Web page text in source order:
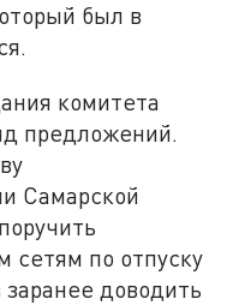
был в
комитета
предложений.
Самарской
сетям по отпуску
доводить